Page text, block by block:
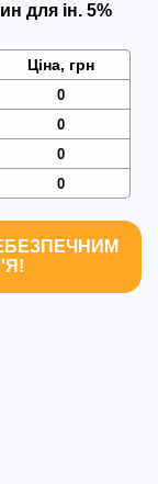
для ін. 5%
Ціна, грн
0
0
0
0